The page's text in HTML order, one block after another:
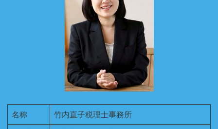
名称 竹内直子税理士事務所